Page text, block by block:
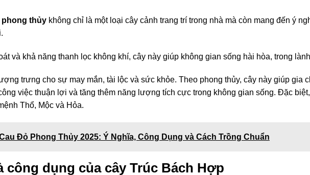
phong thủy không chỉ là một loại cây cảnh trang trí trong nhà mà còn mang đến ý
và khả năng thanh lọc không khí, cây này giúp không gian sống hài hòa, trong
trưng cho sự may mắn, tài lộc và sức khỏe. Theo phong thủy, cây này giúp gia
việc thuận lợi và tăng thêm năng lượng tích cực trong không gian sống. Đặc biệt,
Thổ, Mộc và Hỏa.
Đỏ Phong Thủy 2025: Ý Nghĩa, Công Dụng và Cách Trồng Chuẩn
công dụng của cây Trúc Bách Hợp